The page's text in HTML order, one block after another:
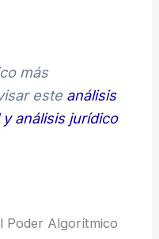
más
este análisis
análisis jurídico
Poder Algorítmico